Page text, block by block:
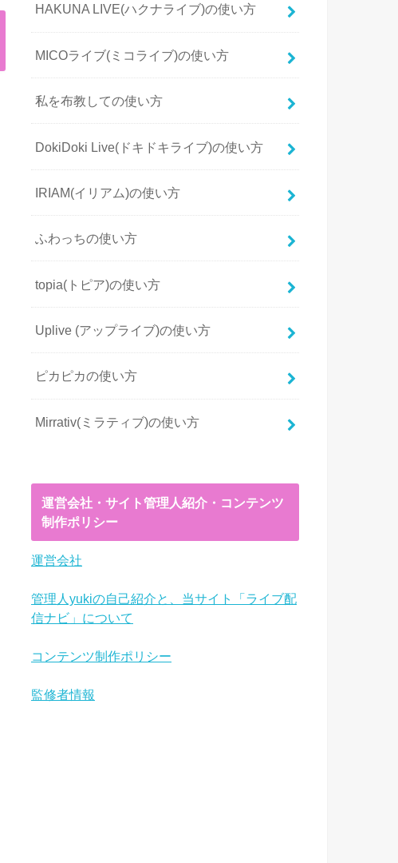
HAKUNA LIVE(ハクナライブ)の使い方
MICOライブ(ミコライブ)の使い方
私を布教しての使い方
DokiDoki Live(ドキドキライブ)の使い方
IRIAM(イリアム)の使い方
ふわっちの使い方
topia(トピア)の使い方
Uplive (アップライブ)の使い方
ピカピカの使い方
Mirrativ(ミラティブ)の使い方
運営会社・サイト管理人紹介・コンテンツ
制作ポリシー
運営会社
管理人yukiの自己紹介と、当サイト「ライブ配
信ナビ」について
コンテンツ制作ポリシー
監修者情報